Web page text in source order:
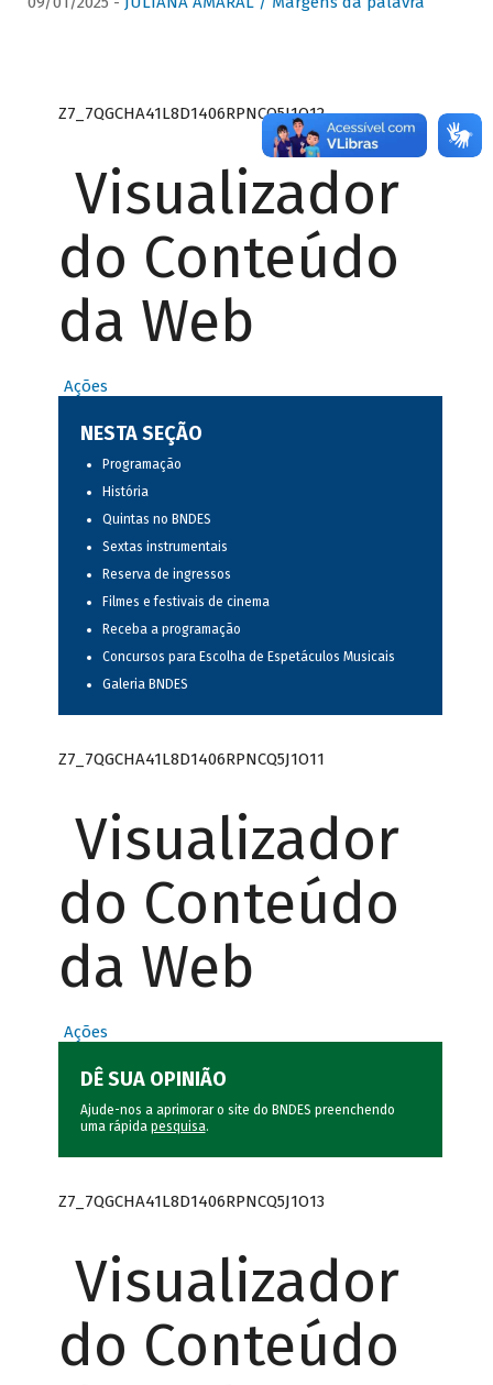
Z7_7QGCHA41L8D1406RPNCQ5J1O12
Visualizador
do Conteúdo
da Web
Ações
NESTA SEÇÃO
Programação
História
Quintas no BNDES
Sextas instrumentais
Reserva de ingressos
Filmes e festivais de cinema
Receba a programação
Concursos para Escolha de Espetáculos Musicais
Galeria BNDES
Z7_7QGCHA41L8D1406RPNCQ5J1O11
Visualizador
do Conteúdo
da Web
Ações
DÊ SUA OPINIÃO
Ajude-nos a aprimorar o site do BNDES preenchendo
uma rápida pesquisa.
Z7_7QGCHA41L8D1406RPNCQ5J1O13
Visualizador
do Conteúdo